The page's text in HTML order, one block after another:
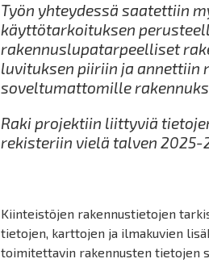
Työn yhteydessä saatettiin
käyttötarkoituksen
rakennuslupatarpeelliset
luvituksen piiriin ja annettiin
soveltumattomille
Raki projektiin liittyviä
rekisteriin vielä talven 2025-
Kiinteistöjen rakennustietojen
tietojen, karttojen ja ilmakuvien
toimitettavin rakennusten tietojen